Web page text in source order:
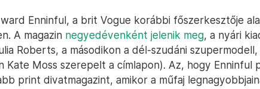
Enninful, a brit Vogue korábbi főszerkesztője
A magazin negyedévenként jelenik meg, a nyári
Roberts, a másodikon a dél-szudáni szupermodell,
Kate Moss szerepelt a címlapon). Az, hogy Enninful
print divatmagazint, amikor a műfaj